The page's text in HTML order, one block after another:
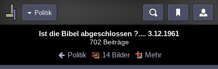
Politik
Blogs Videos
Chat Wiki Neuigkeiten
Ist die Bibel abgeschlossen ?.... 3.12.1961
702 Beiträge
Politik 14 Bilder Mehr